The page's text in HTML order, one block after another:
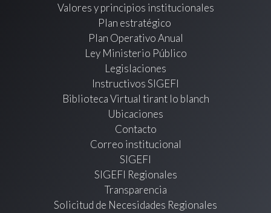
Valores y principios institucionales
Plan estratégico
Plan Operativo Anual
Ley Ministerio Público
Legislaciones
Instructivos SIGEFI
Biblioteca Virtual tirant lo blanch
Ubicaciones
Contacto
Correo institucional
SIGEFI
SIGEFI Regionales
Transparencia
Solicitud de Necesidades Regionales